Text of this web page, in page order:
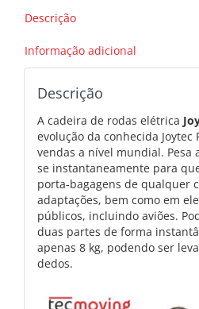
leve
dobrável
Descrição
Informação adicional
Descrição
A cadeira de rodas elétrica
evolução da conhecida Joytec
vendas a nível mundial. Pesa
se instantaneamente para
porta-bagagens de qualquer
adaptações, bem como em
públicos, incluindo aviões.
duas partes de forma
apenas 8 kg, podendo ser
dedos.